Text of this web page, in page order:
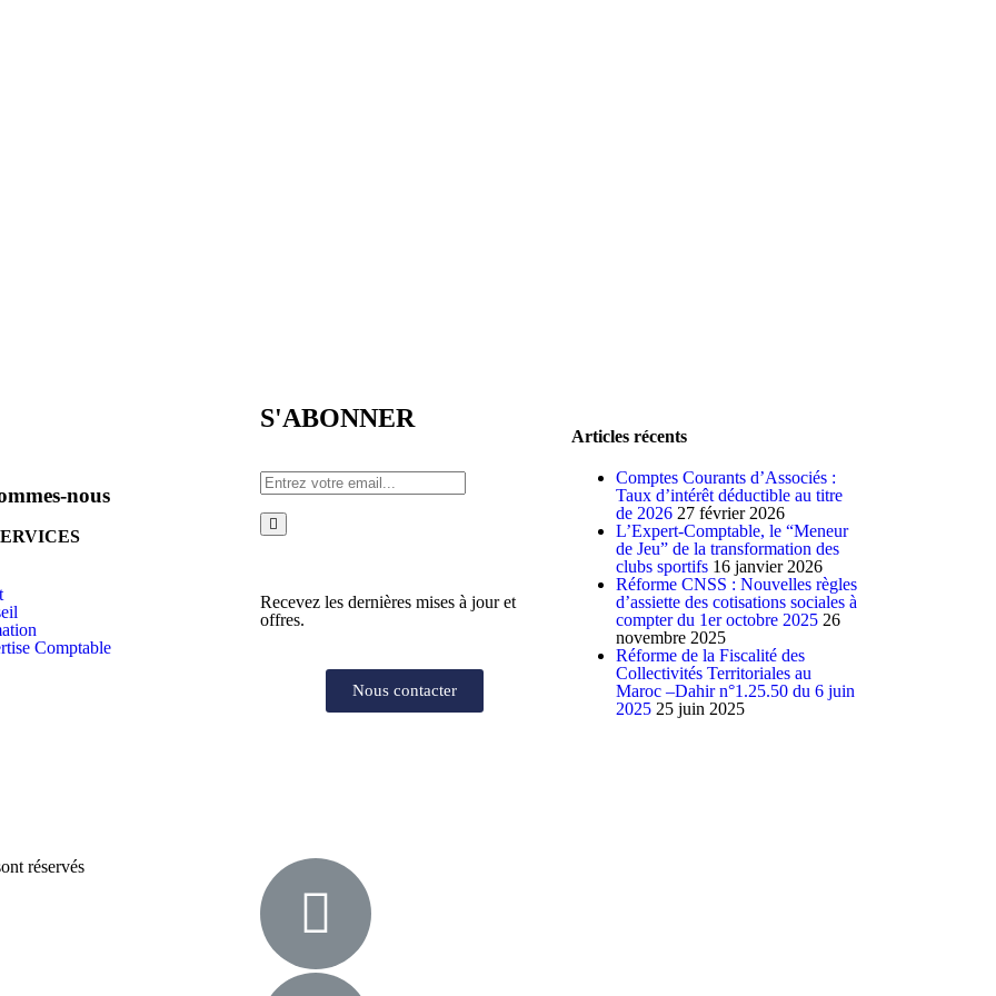
nous
Comptable
S'ABONNER
Recevez les dernières mises à jour et
offres.
Nous contacter
Articles récents
Comptes Courants d’Associés :
Taux d’intérêt déductible au titre
de 2026 27 février 2026
L’Expert-Comptable, le “Meneur
de Jeu” de la transformation des
clubs sportifs 16 janvier 2026
Réforme CNSS : Nouvelles règles
d’assiette des cotisations sociales à
compter du 1er octobre 2025 26
novembre 2025
Réforme de la Fiscalité des
Collectivités Territoriales au
Maroc –Dahir n°1.25.50 du 6 juin
2025 25 juin 2025
réservés